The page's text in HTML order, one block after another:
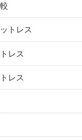
トレス
レス
レス